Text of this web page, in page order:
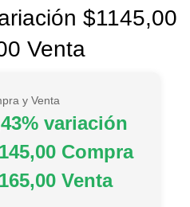
$1145,00
Venta
y Venta
variación
Compra
Venta